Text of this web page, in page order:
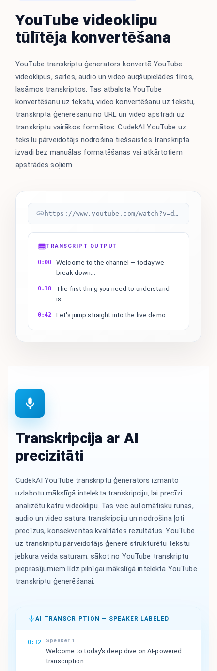
YouTube videoklipu
tūlītēja konvertēšana
YouTube transkriptu ģenerators konvertē YouTube
videoklipus, saites, audio un video augšupielādes tīros,
lasāmos transkriptos. Tas atbalsta YouTube
konvertēšanu uz tekstu, video konvertēšanu uz tekstu,
transkripta ģenerēšanu no URL un video apstrādi uz
transkriptu vairākos formātos. CudekAI YouTube uz
tekstu pārveidotājs nodrošina tiešsaistes transkripta
izvadi bez manuālas formatēšanas vai atkārtotiem
apstrādes soļiem.
https://www.youtube.com/watch?v=dQw4w9WgXcQ
TRANSCRIPT OUTPUT
0:00
Welcome to the channel — today we
break down...
0:18
The first thing you need to understand
is...
0:42 Let's jump straight into the live demo.
AI TRANSCRIPTION — SPEAKER LABELED
0:12 Speaker 1
Welcome to today's deep dive on AI-powered
transcription...
Transkripcija ar AI
precizitāti
CudekAI YouTube transkriptu ģenerators izmanto
uzlabotu mākslīgā intelekta transkripciju, lai precīzi
analizētu katru videoklipu. Tas veic automātisku runas,
audio un video satura transkripciju un nodrošina ļoti
precīzus, konsekventas kvalitātes rezultātus. YouTube
uz transkriptu pārveidotājs ģenerē strukturētu tekstu
jebkura veida saturam, sākot no YouTube transkriptu
pieprasījumiem līdz pilnīgai mākslīgā intelekta YouTube
transkriptu ģenerēšanai.